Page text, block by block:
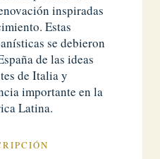
inspiradas
Estas
se debieron
de las ideas
de Italia y
importante en la
Latina.